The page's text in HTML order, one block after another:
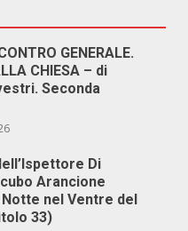
GENERALE.
CHIESA – di
Seconda
Di
Arancione
nel Ventre del
33)